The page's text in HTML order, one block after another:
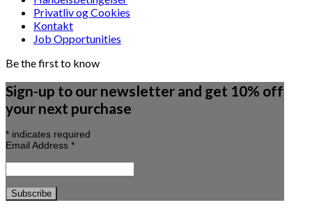
Privatliv og Cookies
Kontakt
Job Opportunities
Be the first to know
Sign-up to our newsletter and get 10% off
your next purchase
* indicates required
Email Address *